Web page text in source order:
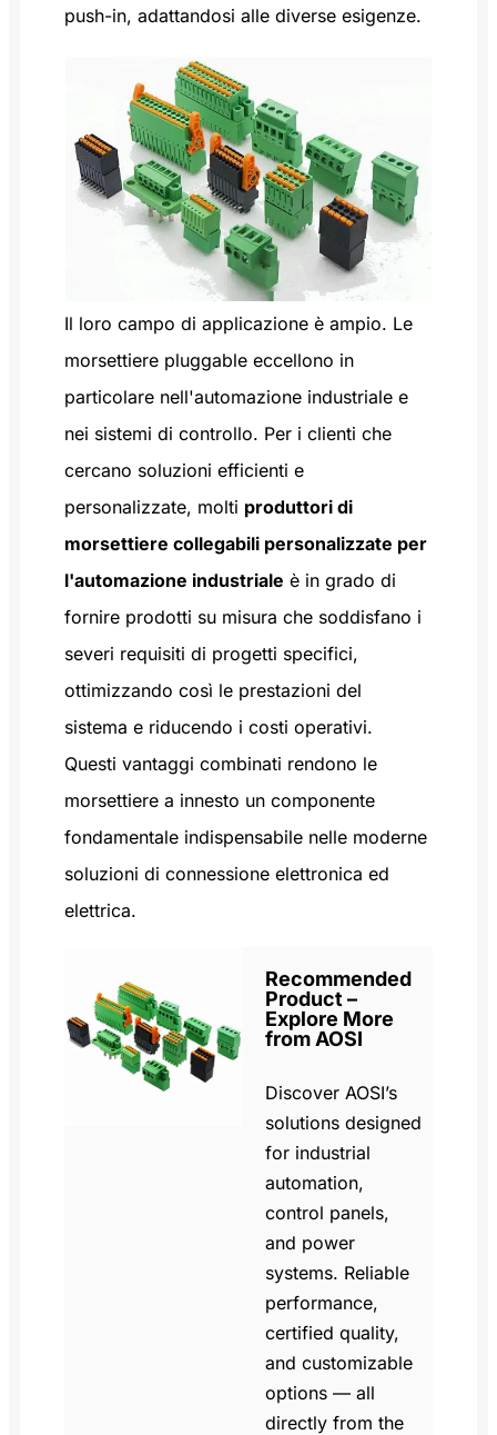
push-in, adattandosi alle diverse esigenze.
Il loro campo di applicazione è ampio. Le
morsettiere pluggable eccellono in
particolare nell'automazione industriale e
nei sistemi di controllo. Per i clienti che
cercano soluzioni efficienti e
personalizzate, molti produttori di
morsettiere collegabili personalizzate per
l'automazione industriale è in grado di
fornire prodotti su misura che soddisfano i
severi requisiti di progetti specifici,
ottimizzando così le prestazioni del
sistema e riducendo i costi operativi.
Questi vantaggi combinati rendono le
morsettiere a innesto un componente
fondamentale indispensabile nelle moderne
soluzioni di connessione elettronica ed
elettrica.
Recommended
Product –
Explore More
from AOSI
Discover AOSI’s
solutions designed
for industrial
automation,
control panels,
and power
systems. Reliable
performance,
certified quality,
and customizable
options — all
directly from the